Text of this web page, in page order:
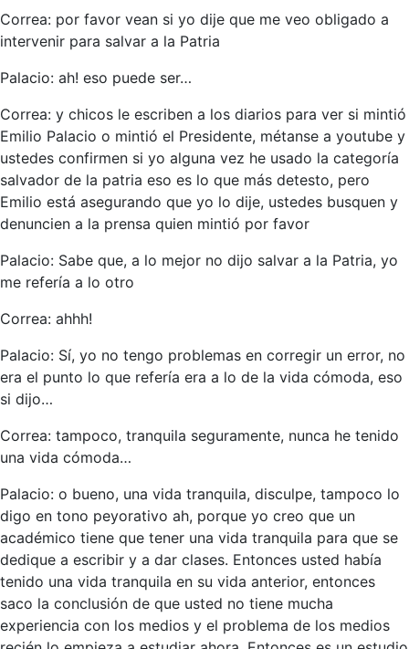
Correa: por favor vean si yo dije que me veo obligado a
intervenir para salvar a la Patria
Palacio: ah! eso puede ser…
Correa: y chicos le escriben a los diarios para ver si mintió
Emilio Palacio o mintió el Presidente, métanse a youtube y
ustedes confirmen si yo alguna vez he usado la categoría
salvador de la patria eso es lo que más detesto, pero
Emilio está asegurando que yo lo dije, ustedes busquen y
denuncien a la prensa quien mintió por favor
Palacio: Sabe que, a lo mejor no dijo salvar a la Patria, yo
me refería a lo otro
Correa: ahhh!
Palacio: Sí, yo no tengo problemas en corregir un error, no
era el punto lo que refería era a lo de la vida cómoda, eso
si dijo…
Correa: tampoco, tranquila seguramente, nunca he tenido
una vida cómoda…
Palacio: o bueno, una vida tranquila, disculpe, tampoco lo
digo en tono peyorativo ah, porque yo creo que un
académico tiene que tener una vida tranquila para que se
dedique a escribir y a dar clases. Entonces usted había
tenido una vida tranquila en su vida anterior, entonces
saco la conclusión de que usted no tiene mucha
experiencia con los medios y el problema de los medios